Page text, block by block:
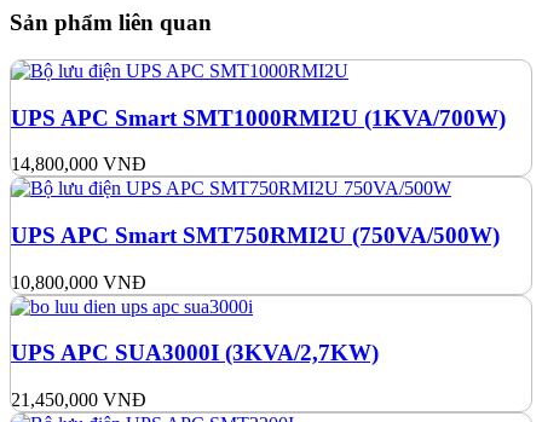
Sản phẩm liên quan
UPS APC Smart SMT1000RMI2U (1KVA/700W)
14,800,000 VNĐ
UPS APC Smart SMT750RMI2U (750VA/500W)
10,800,000 VNĐ
UPS APC SUA3000I (3KVA/2,7KW)
21,450,000 VNĐ